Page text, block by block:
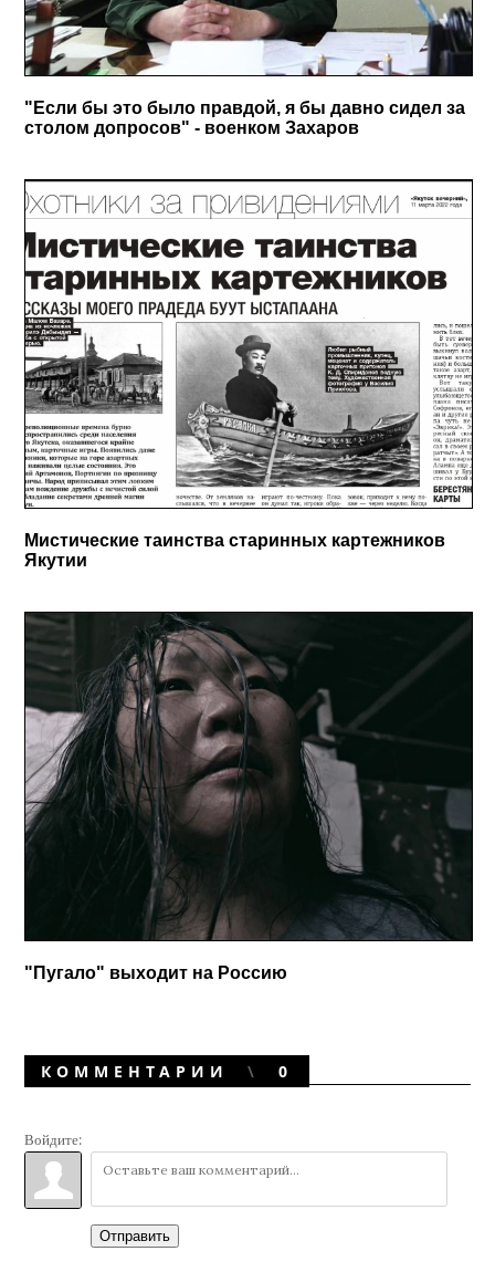
"Если бы это было правдой, я бы давно сидел за
столом допросов" - военком Захаров
Мистические таинства старинных картежников
Якутии
"Пугало" выходит на Россию
КОММЕНТАРИИ 0
Войдите:
Отправить